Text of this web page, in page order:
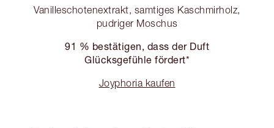
Vanilleschotenextrakt, samtiges Kaschmirholz,
pudriger Moschus
91 % bestätigen, dass der Duft
Glücksgefühle fördert*
Joyphoria kaufen